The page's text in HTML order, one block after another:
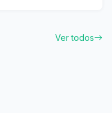
Ver todos